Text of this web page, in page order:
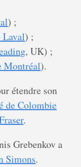
) ;
Laval) ;
, UK) ;
Montréal).
étendre son
de Colombie
.
Grebenkov a
Simons.